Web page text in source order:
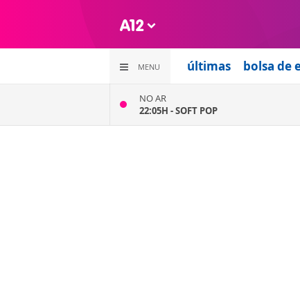
MENU últimas bolsa de
NO AR
22:05H -SOFT POP